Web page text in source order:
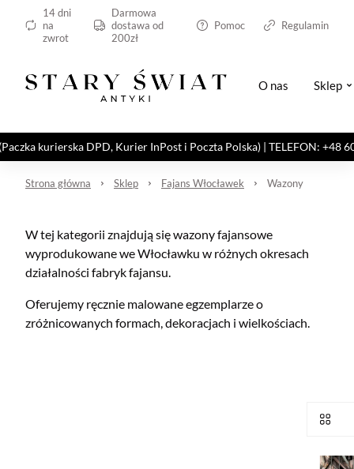
14 dni
na
zwrot
Darmowa
dostawa od
200zł
Pomoc Regulamin
O nas Sklep
kurierska DPD, Kurier InPost i Poczta Polska) | TELEFON: +48
Strona główna Sklep Fajans Włocławek Wazony
W tej kategorii znajdują się wazony fajansowe
wyprodukowane we Włocławku w różnych okresach
działalności fabryk fajansu.
Oferujemy ręcznie malowane egzemplarze o
zróżnicowanych formach, dekoracjach i wielkościach.